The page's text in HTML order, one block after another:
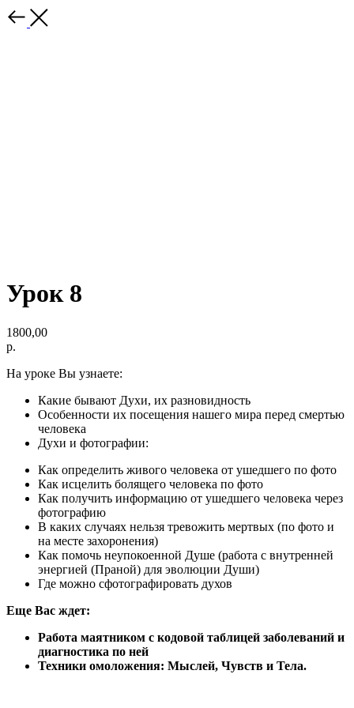
Урок 8
1800,00
р.
На уроке Вы узнаете:
Какие бывают Духи, их разновидность
Особенности их посещения нашего мира перед смертью
человека
Духи и фотографии:
Как определить живого человека от ушедшего по фото
Как исцелить болящего человека по фото
Как получить информацию от ушедшего человека через
фотографию
В каких случаях нельзя тревожить мертвых (по фото и
на месте захоронения)
Как помочь неупокоенной Душе (работа с внутренней
энергией (Праной) для эволюции Души)
Где можно сфотографировать духов
Еще Вас ждет:
Работа маятником с кодовой таблицей заболеваний и
диагностика по ней
Техники омоложения: Мыслей, Чувств и Тела.